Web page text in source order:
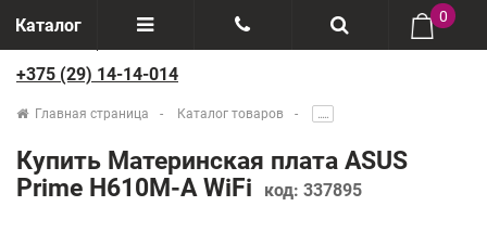
Каталог
Отзывы
Производители
+375(29) 888-44-44
0
+375 (29) 14-14-014
Главная страница Каталог товаров .....
Купить Материнская плата ASUS
Prime H610M-A WiFi
код: 337895